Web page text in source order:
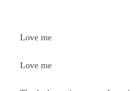
Love me
Love me